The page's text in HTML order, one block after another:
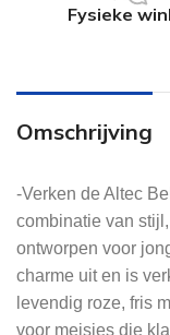
Fysieke
Omschrijving
-Verken de Altec
combinatie van
ontworpen voor
charme uit en is
levendig roze, fris
voor meisjes die